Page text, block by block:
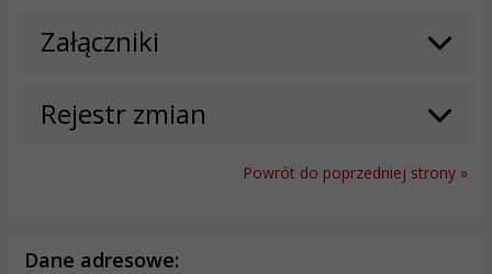
Załączniki
Rejestr zmian
Powrót do poprzedniej strony »
Dane adresowe: